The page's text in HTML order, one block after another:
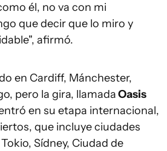
él, no va con mi
que decir que lo miro y
afirmó.
en Cardiff, Mánchester,
pero la gira, llamadaOasis
en su etapa internacional,
que incluye ciudades
Sídney, Ciudad de